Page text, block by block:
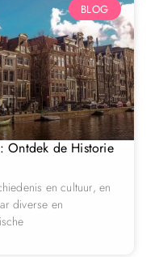
BLOG
Ontdek de Historie
en cultuur, en
diverse en